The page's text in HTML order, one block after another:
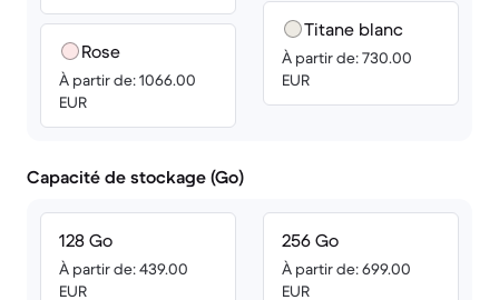
Rose
À partir de: 1066.00
EUR
Titane blanc
À partir de: 730.00
EUR
Capacité de stockage (Go)
128 Go
À partir de: 439.00
EUR
256 Go
À partir de: 699.00
EUR